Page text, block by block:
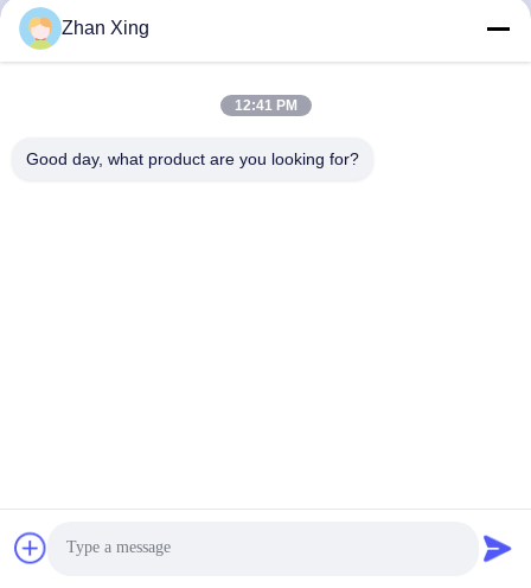
polypropyleen PP-
gordelbandmachine
Ons adres
Zhan Xing
12:41 PM
Good day, what product are you looking for?